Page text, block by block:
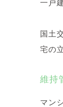
一戸
国土
宅の
維持
マン